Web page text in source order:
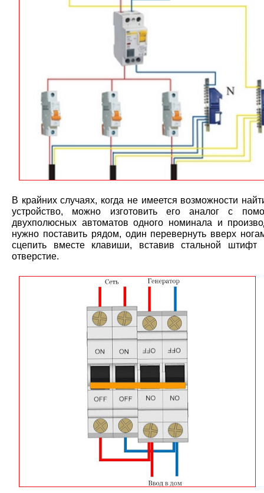
В крайних случаях, когда не имеется возможности
устройство, можно изготовить его аналог с
двухполюсных автоматов одного номинала и
нужно поставить рядом, один перевернуть вверх
сцепить вместе клавиши, вставив стальной штифт
отверстие.